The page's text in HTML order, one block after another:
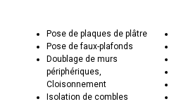
Pose de plaques de plâtre
Pose de faux-plafonds
Doublage de murs
périphériques,
Cloisonnement
Isolation de combles